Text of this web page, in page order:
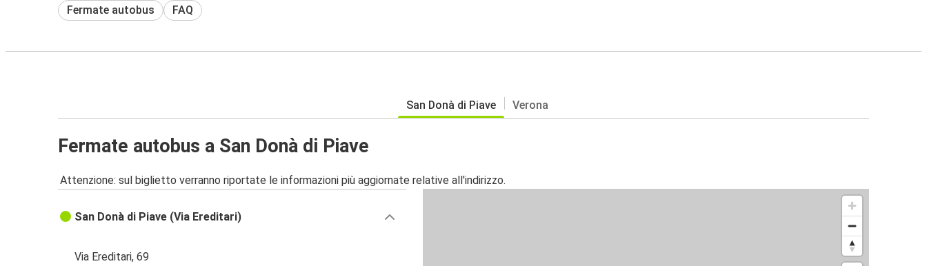
Fermate autobus FAQ
San Donà di Piave Verona
Fermate autobus a San Donà di Piave
Attenzione: sul biglietto verranno riportate le informazioni più aggiornate relative all'indirizzo.
San Donà di Piave (Via Ereditari)
Via Ereditari, 69